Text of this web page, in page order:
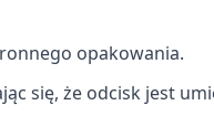
opakowania.
się, że odcisk jest
danych z różnych